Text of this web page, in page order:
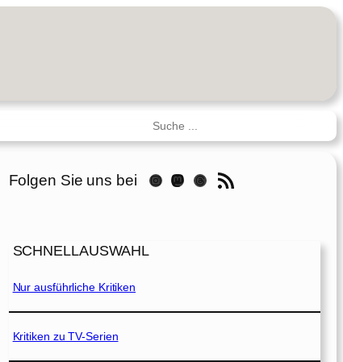
Suchen
Folgen Sie uns bei Instagram Mastodon Threads RSS-Feed
SCHNELLAUSWAHL
Nur ausführliche Kritiken
Kritiken zu TV-Serien